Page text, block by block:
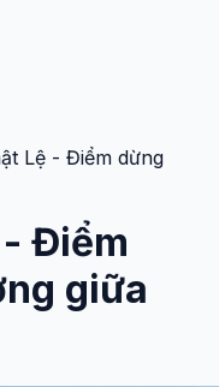
Lệ - Điểm dừng
Điểm
giữa